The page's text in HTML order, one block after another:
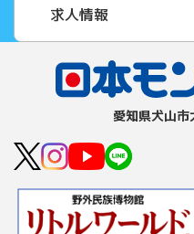
求人情報
愛知県⽝⼭